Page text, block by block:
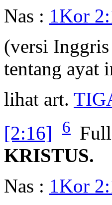
Nas : 1Kor
(versi
tentang ayat
lihat art.
[2:16]
6
KRISTUS.
Nas : 1Kor